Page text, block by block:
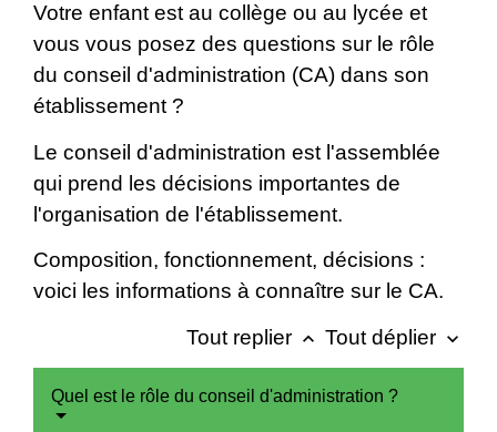
Votre enfant est au collège ou au lycée et
vous vous posez des questions sur le rôle
du conseil d'administration (CA) dans son
établissement ?
Le conseil d'administration est l'assemblée
qui prend les décisions importantes de
l'organisation de l'établissement.
Composition, fonctionnement, décisions :
voici les informations à connaître sur le CA.
Tout replier keyboard_arrow_up Tout déplier keyboard_arrow_down
Quel est le rôle du conseil d'administration ?